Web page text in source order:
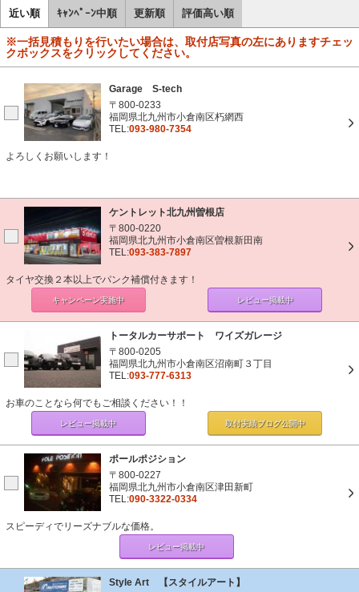
近い順 ｷｬﾝﾍﾟｰﾝ中順 更新順 評価高い順
※一括見積もりを行いたい場合は、取付店写真の左にありますチェッ
クボックスをクリックしてください。
Garage S-tech
〒800-0233
福岡県北九州市小倉南区朽網西
TEL:093-980-7354
よろしくお願いします！
ケントレット北九州曽根店
〒800-0220
福岡県北九州市小倉南区曽根新田南
TEL:093-383-7897
タイヤ交換２本以上でパンク補償付きます！
キャンペーン実施中 レビュー掲載中
トータルカーサポート ワイズガレージ
〒800-0205
福岡県北九州市小倉南区沼南町３丁目
TEL:093-777-6313
お車のことなら何でもご相談ください！！
レビュー掲載中 取付実績ブログ公開中
ポールポジション
〒800-0227
福岡県北九州市小倉南区津田新町
TEL:090-3322-0334
スピーディでリーズナブルな価格。
レビュー掲載中
Style Art 【スタイルアート】